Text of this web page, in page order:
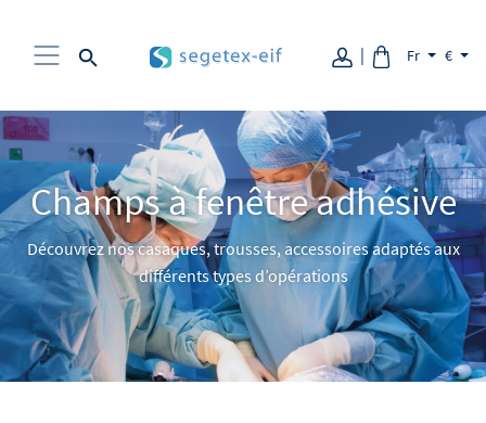
Fr €
Champs à fenêtre adhésive
Découvrez nos casaques, trousses, accessoires adaptés aux
différents types d’opérations